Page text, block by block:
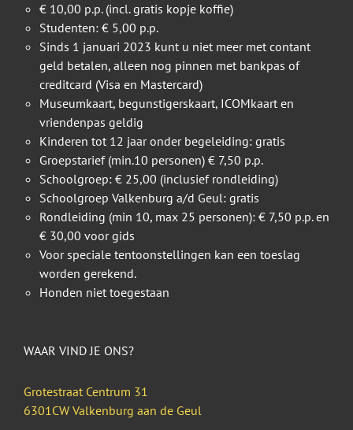
€ 10,00 p.p. (incl. gratis kopje koffie)
Studenten: € 5,00 p.p.
Sinds 1 januari 2023 kunt u niet meer met contant
geld betalen, alleen nog pinnen met bankpas of
creditcard (Visa en Mastercard)
Museumkaart, begunstigerskaart, ICOMkaart en
vriendenpas geldig
Kinderen tot 12 jaar onder begeleiding: gratis
Groepstarief (min.10 personen) € 7,50 p.p.
Schoolgroep: € 25,00 (inclusief rondleiding)
Schoolgroep Valkenburg a/d Geul: gratis
Rondleiding (min 10, max 25 personen): € 7,50 p.p. en
€ 30,00 voor gids
Voor speciale tentoonstellingen kan een toeslag
worden gerekend.
Honden niet toegestaan
WAAR VIND JE ONS?
Grotestraat Centrum 31
6301CW Valkenburg aan de Geul